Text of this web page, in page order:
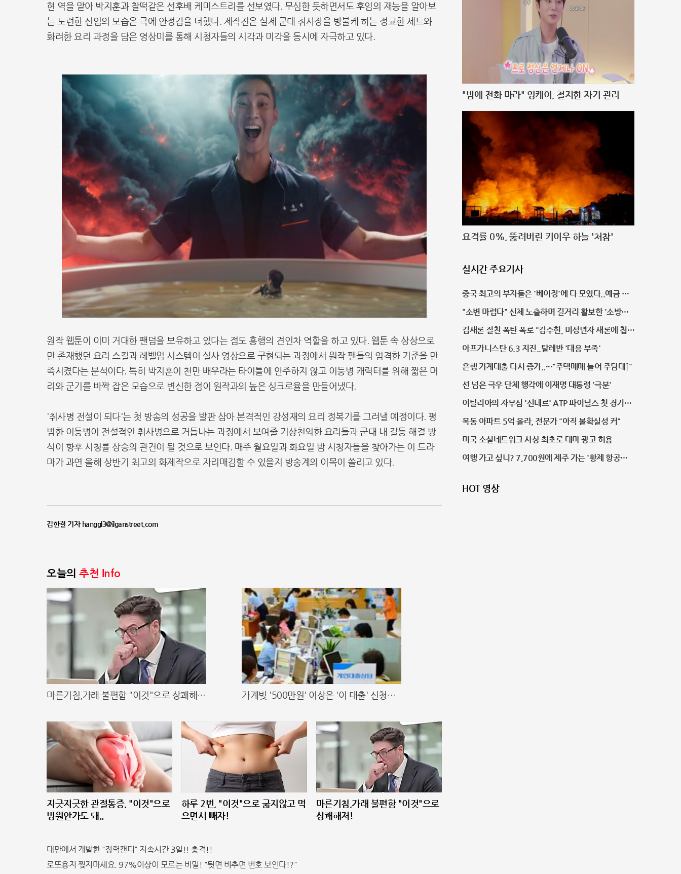
현 역을 맡아 박지훈과 찰떡같은 선후배 케미스트리를 선보였다. 무심한 듯하면서도 후임의 재능을 알아보
는 노련한 선임의 모습은 극에 안정감을 더했다. 제작진은 실제 군대 취사장을 방불케 하는 정교한 세트와
화려한 요리 과정을 담은 영상미를 통해 시청자들의 시각과 미각을 동시에 자극하고 있다.
원작 웹툰이 이미 거대한 팬덤을 보유하고 있다는 점도 흥행의 견인차 역할을 하고 있다. 웹툰 속 상상으로
만 존재했던 요리 스킬과 레벨업 시스템이 실사 영상으로 구현되는 과정에서 원작 팬들의 엄격한 기준을 만
족시켰다는 분석이다. 특히 박지훈이 천만 배우라는 타이틀에 안주하지 않고 이등병 캐릭터를 위해 짧은 머
리와 군기를 바짝 잡은 모습으로 변신한 점이 원작과의 높은 싱크로율을 만들어냈다.
'취사병 전설이 되다'는 첫 방송의 성공을 발판 삼아 본격적인 강성재의 요리 정복기를 그려낼 예정이다. 평
범한 이등병이 전설적인 취사병으로 거듭나는 과정에서 보여줄 기상천외한 요리들과 군대 내 갈등 해결 방
식이 향후 시청률 상승의 관건이 될 것으로 보인다. 매주 월요일과 화요일 밤 시청자들을 찾아가는 이 드라
마가 과연 올해 상반기 최고의 화제작으로 자리매김할 수 있을지 방송계의 이목이 쏠리고 있다.
김한결 기자 hanggl3@ilganstreet.com
오늘의 추천 Info
마른기침,가래 불편함 "이것"으로 상쾌해
가계빚 '500만원' 이상은 '이 대출' 신청해
지긋지긋한 관절통증, "이것"으로
병원안가도 돼..
하루 2번, "이것"으로 굶지않고 먹
으면서 빼자!
마른기침,가래 불편함 "이것"으로
상쾌해져!
대만에서 개발한 "정력캔디" 지속시간 3일!! 충격!!
로또용지 찢지마세요. 97%이상이 모르는 비밀! "뒷면 비추면 번호 보인다!?"
"밤에 전화 마라" 영케이, 철저한 자기 관리
요격률 0%, 뚫려버린 키이우 하늘 '처참'
실시간 주요기사
중국 최고의 부자들은 '베이징'에 다 모였다..예금 잔
액 1위
"소변 마렵다" 신체 노출하며 길거리 활보한 '소방관'
검찰 송치
김새론 절친 폭탄 폭로 "김수현, 미성년자 새론에 첩
들이고 결혼 약속만 반복"
아프가니스탄 6.3 지진..탈레반 '대응 부족'
은행 가계대출 다시 증가..···"주택매매 늘어 주담대↑"
선 넘은 극우 단체 행각에 이재명 대통령 '극분'
이탈리아의 자부심 '신네르' ATP 파이널스 첫 경기
'압도적 1위'
목동 아파트 5억 올라, 전문가 "아직 불확실성 커"
미국 소셜네트워크 사상 최초로 대마 광고 허용
여행 가고 싶니? 7,700원에 제주 가는 '황제 항공
HOT 영상